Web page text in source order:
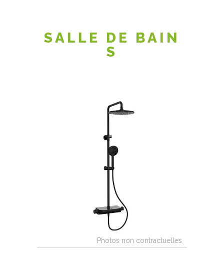
SALLE DE BAIN
S